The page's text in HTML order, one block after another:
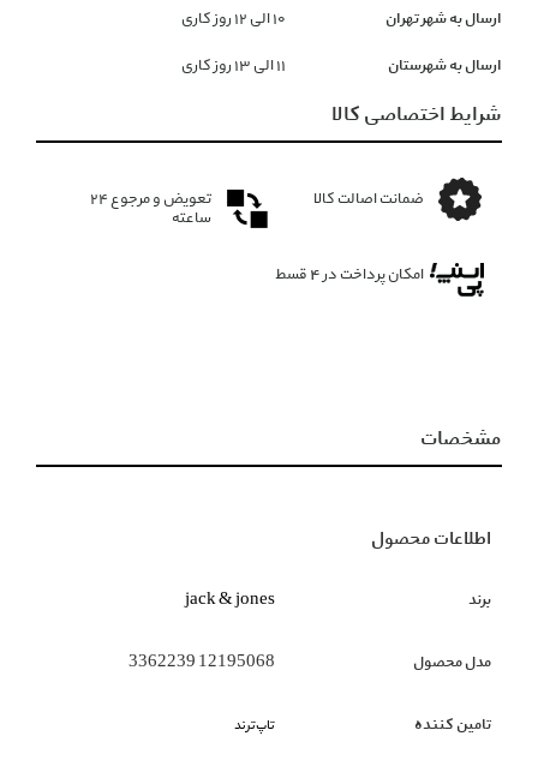
ارسال به شهر تهران ١۰ الی ١۲ روز کاری
ارسال به شهرستان ١١ الی ١۳ روز کاری
شرایط اختصاصی کالا
ضمانت اصالت کالا
تعویض و مرجوع ۲۴
ساعته
امکان پرداخت در 4 قسط
مشخصات
اطلاعات محصول
برند jack & jones
مدل محصول 12195068 3362239
تامین کننده تاپ‌ترند